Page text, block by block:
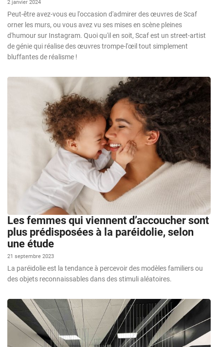
2 janvier 2024
Peut-être avez-vous eu l'occasion d'admirer des œuvres de Scaf
orner les murs, ou vous avez vu ses mises en scène pleines
d'humour sur Instagram. Quoi qu'il en soit, Scaf est un street-artist
de génie qui réalise des œuvres trompe-l'œil tout simplement
bluffantes de réalisme !
Les femmes qui viennent d’accoucher sont
plus prédisposées à la paréidolie, selon
une étude
21 septembre 2023
La paréidolie est la tendance à percevoir des modèles familiers ou
des objets reconnaissables dans des stimuli aléatoires.